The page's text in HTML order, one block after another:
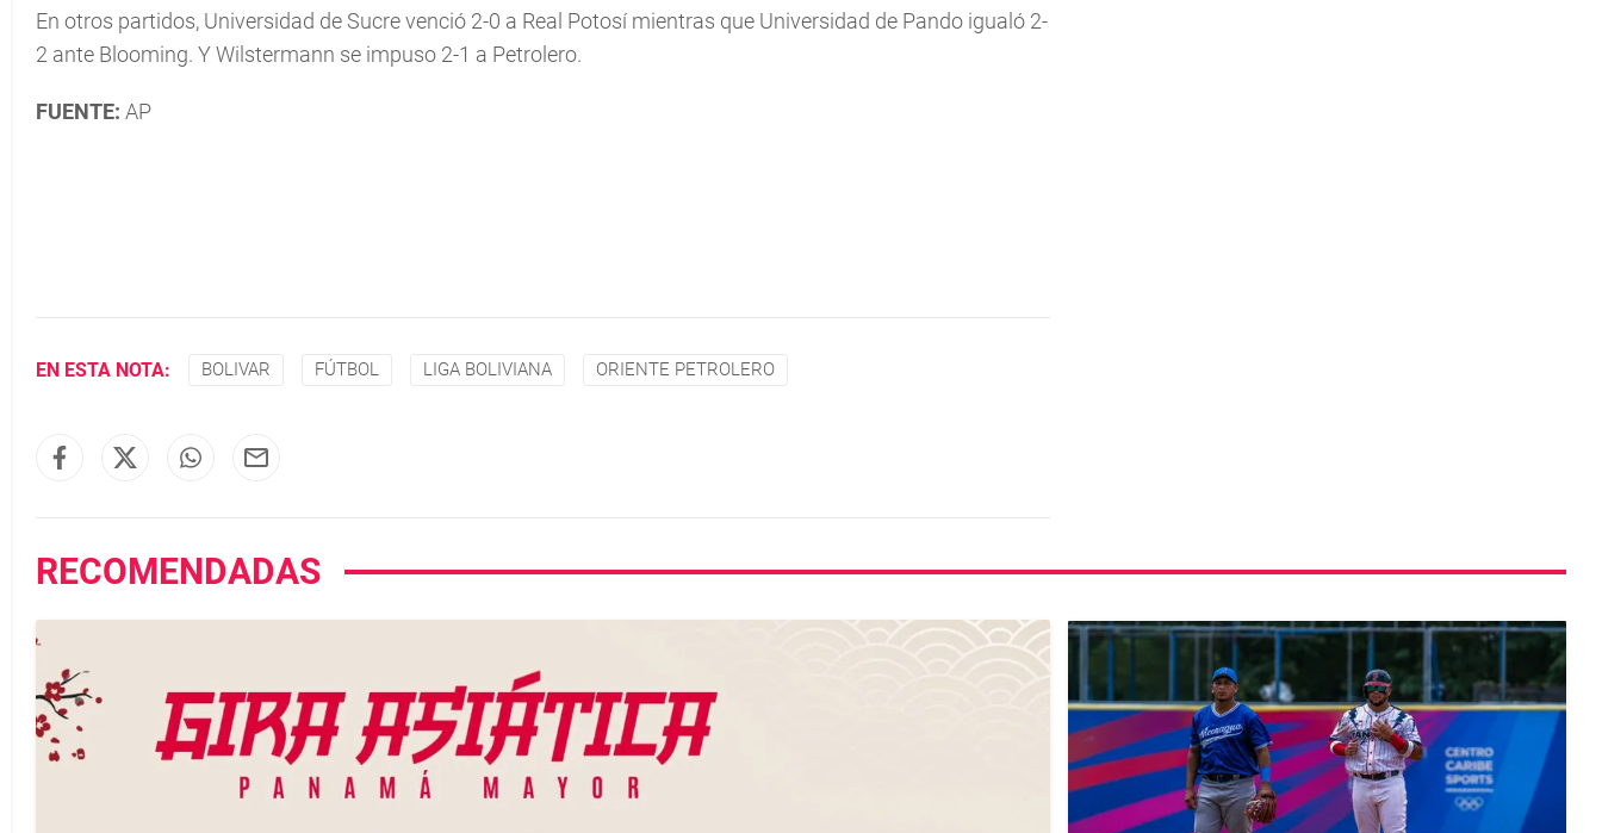
En otros partidos, Universidad de Sucre venció 2-0 a Real Potosí mientras que Universidad de Pando igualó 2-
2 ante Blooming. Y Wilstermann se impuso 2-1 a Petrolero.
FUENTE: AP
EN ESTA NOTA: BOLIVAR FÚTBOL LIGA BOLIVIANA ORIENTE PETROLERO
RECOMENDADAS